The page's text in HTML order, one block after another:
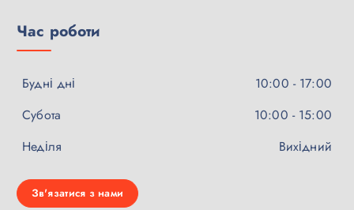
Час роботи
Будні дні
10:00 - 17:00
Субота
10:00 - 15:00
Неділя
Вихідний
Зв'язатися з нами